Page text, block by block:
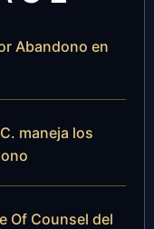
Abandono en
maneja los
Of Counsel del